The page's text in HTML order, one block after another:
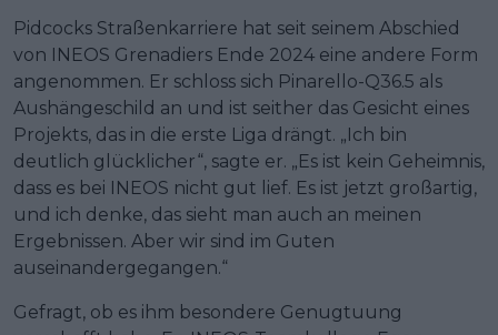
Pidcocks Straßenkarriere hat seit seinem Abschied
von INEOS Grenadiers Ende 2024 eine andere Form
angenommen. Er schloss sich Pinarello-Q36.5 als
Aushängeschild an und ist seither das Gesicht eines
Projekts, das in die erste Liga drängt. „Ich bin
deutlich glücklicher“, sagte er. „Es ist kein Geheimnis,
dass es bei INEOS nicht gut lief. Es ist jetzt großartig,
und ich denke, das sieht man auch an meinen
Ergebnissen. Aber wir sind im Guten
auseinandergegangen.“
Gefragt, ob es ihm besondere Genugtuung